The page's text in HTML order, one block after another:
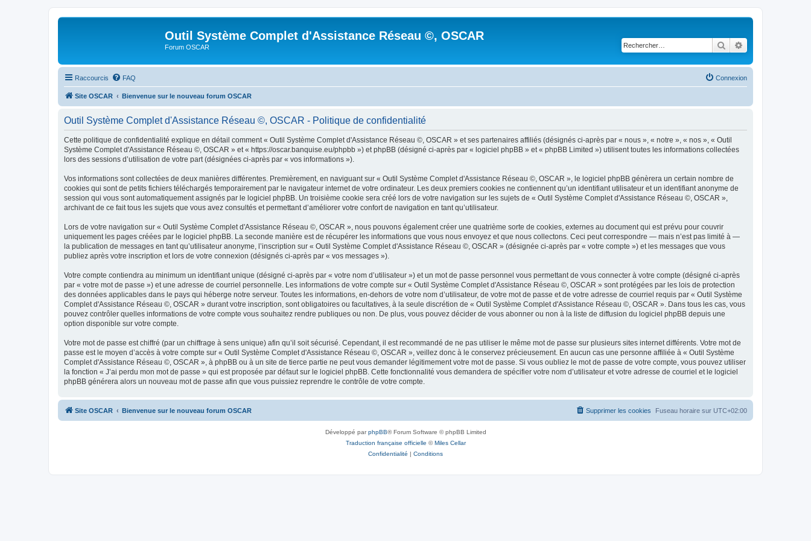
Outil Système Complet d'Assistance Réseau ©, OSCAR
Forum OSCAR Rechercher
Raccourcis FAQ Connexion
Site OSCAR Bienvenue sur le nouveau forum OSCAR
Outil Système Complet d'Assistance Réseau ©, OSCAR - Politique de confidentialité
Cette politique de confidentialité explique en détail comment « Outil Système Complet d'Assistance Réseau ©, OSCAR » et ses partenaires affiliés (désignés ci-après par « nous », « notre », « nos », « Outil
Système Complet d'Assistance Réseau ©, OSCAR » et « https://oscar.banquise.eu/phpbb ») et phpBB (désigné ci-après par « logiciel phpBB » et « phpBB Limited ») utilisent toutes les informations collectées
lors des sessions d’utilisation de votre part (désignées ci-après par « vos informations »).
Vos informations sont collectées de deux manières différentes. Premièrement, en naviguant sur « Outil Système Complet d'Assistance Réseau ©, OSCAR », le logiciel phpBB génèrera un certain nombre de
cookies qui sont de petits fichiers téléchargés temporairement par le navigateur internet de votre ordinateur. Les deux premiers cookies ne contiennent qu’un identifiant utilisateur et un identifiant anonyme de
session qui vous sont automatiquement assignés par le logiciel phpBB. Un troisième cookie sera créé lors de votre navigation sur les sujets de « Outil Système Complet d'Assistance Réseau ©, OSCAR »,
archivant de ce fait tous les sujets que vous avez consultés et permettant d’améliorer votre confort de navigation en tant qu’utilisateur.
Lors de votre navigation sur « Outil Système Complet d'Assistance Réseau ©, OSCAR », nous pouvons également créer une quatrième sorte de cookies, externes au document qui est prévu pour couvrir
uniquement les pages créées par le logiciel phpBB. La seconde manière est de récupérer les informations que vous nous envoyez et que nous collectons. Ceci peut correspondre — mais n’est pas limité à —
la publication de messages en tant qu’utilisateur anonyme, l’inscription sur « Outil Système Complet d'Assistance Réseau ©, OSCAR » (désignée ci-après par « votre compte ») et les messages que vous
publiez après votre inscription et lors de votre connexion (désignés ci-après par « vos messages »).
Votre compte contiendra au minimum un identifiant unique (désigné ci-après par « votre nom d’utilisateur ») et un mot de passe personnel vous permettant de vous connecter à votre compte (désigné ci-après
par « votre mot de passe ») et une adresse de courriel personnelle. Les informations de votre compte sur « Outil Système Complet d'Assistance Réseau ©, OSCAR » sont protégées par les lois de protection
des données applicables dans le pays qui héberge notre serveur. Toutes les informations, en-dehors de votre nom d’utilisateur, de votre mot de passe et de votre adresse de courriel requis par « Outil Système
Complet d'Assistance Réseau ©, OSCAR » durant votre inscription, sont obligatoires ou facultatives, à la seule discrétion de « Outil Système Complet d'Assistance Réseau ©, OSCAR ». Dans tous les cas, vous
pouvez contrôler quelles informations de votre compte vous souhaitez rendre publiques ou non. De plus, vous pouvez décider de vous abonner ou non à la liste de diffusion du logiciel phpBB depuis une
option disponible sur votre compte.
Votre mot de passe est chiffré (par un chiffrage à sens unique) afin qu’il soit sécurisé. Cependant, il est recommandé de ne pas utiliser le même mot de passe sur plusieurs sites internet différents. Votre mot de
passe est le moyen d’accès à votre compte sur « Outil Système Complet d'Assistance Réseau ©, OSCAR », veillez donc à le conservez précieusement. En aucun cas une personne affiliée à « Outil Système
Complet d'Assistance Réseau ©, OSCAR », à phpBB ou à un site de tierce partie ne peut vous demander légitimement votre mot de passe. Si vous oubliez le mot de passe de votre compte, vous pouvez utiliser
la fonction « J’ai perdu mon mot de passe » qui est proposée par défaut sur le logiciel phpBB. Cette fonctionnalité vous demandera de spécifier votre nom d’utilisateur et votre adresse de courriel et le logiciel
phpBB générera alors un nouveau mot de passe afin que vous puissiez reprendre le contrôle de votre compte.
Site OSCAR Bienvenue sur le nouveau forum OSCAR Fuseau horaire sur UTC+02:00
Supprimer les cookies
Développé parphpBB® Forum Software © phpBB Limited
Traduction française officielle ©Miles Cellar
Confidentialité | Conditions